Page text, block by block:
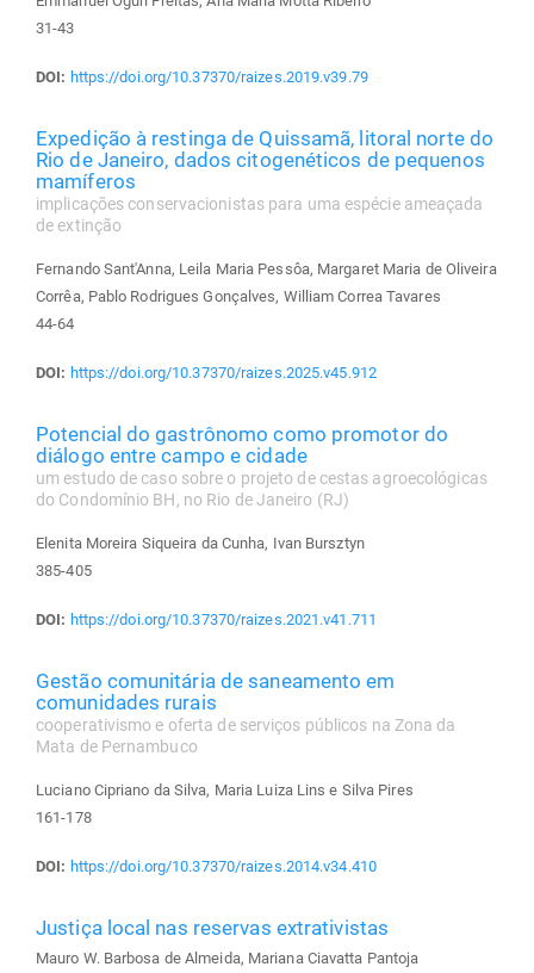
31-43
DOI: https://doi.org/10.37370/raizes.2019.v39.79
Expedição à restinga de Quissamã, litoral norte do
Rio de Janeiro, dados citogenéticos de pequenos
mamíferos
implicações conservacionistas para uma espécie ameaçada
de extinção
Fernando Sant'Anna, Leila Maria Pessôa, Margaret Maria de Oliveira
Corrêa, Pablo Rodrigues Gonçalves, William Correa Tavares
44-64
DOI: https://doi.org/10.37370/raizes.2025.v45.912
Potencial do gastrônomo como promotor do
diálogo entre campo e cidade
um estudo de caso sobre o projeto de cestas agroecológicas
do Condomínio BH, no Rio de Janeiro (RJ)
Elenita Moreira Siqueira da Cunha, Ivan Bursztyn
385-405
DOI: https://doi.org/10.37370/raizes.2021.v41.711
Gestão comunitária de saneamento em
comunidades rurais
cooperativismo e oferta de serviços públicos na Zona da
Mata de Pernambuco
Luciano Cipriano da Silva, Maria Luiza Lins e Silva Pires
161-178
DOI: https://doi.org/10.37370/raizes.2014.v34.410
Justiça local nas reservas extrativistas
Mauro W. Barbosa de Almeida, Mariana Ciavatta Pantoja